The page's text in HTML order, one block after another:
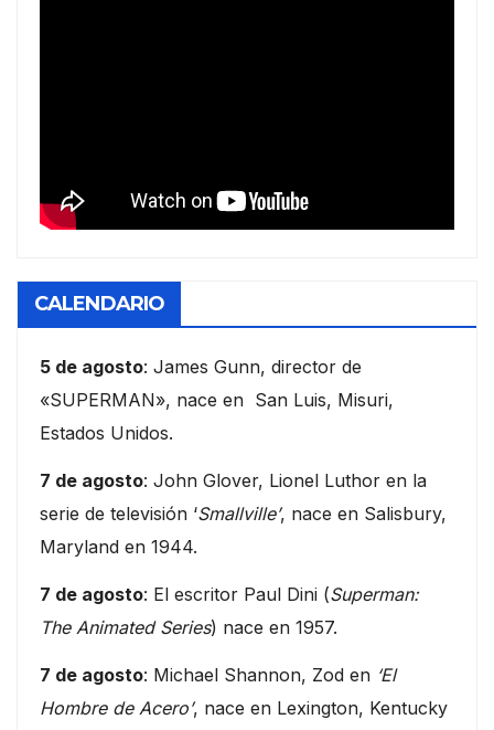
CALENDARIO
5 de agosto: James Gunn, director de
«SUPERMAN», nace en San Luis, Misuri,
Estados Unidos.
7 de agosto: John Glover, Lionel Luthor en la
serie de televisión ‘Smallville’, nace en Salisbury,
Maryland en 1944.
7 de agosto: El escritor Paul Dini (Superman:
The Animated Series) nace en 1957.
7 de agosto: Michael Shannon, Zod en ‘El
Hombre de Acero’, nace en Lexington, Kentucky